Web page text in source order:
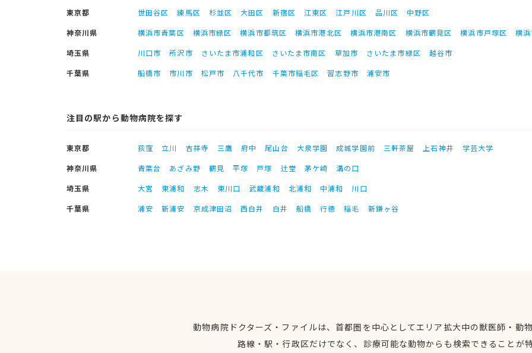
東京都 世田谷区 練馬区 杉並区 大田区 新宿区 江東区 江戸川区 品川区
中野区
神奈川県
横浜市青葉区 横浜市緑区 横浜市都筑区 横浜市港北区 横浜市港南区 横浜市鶴見区 横浜市戸塚区
横
埼玉県
川口市 所沢市 さいたま市浦和区 さいたま市南区 草加市 さいたま市緑区
越谷市
千葉県
船橋市 市川市 松戸市 八千代市 千葉市稲毛区 習志野市 浦安市
注目の駅から動物病院を探す
東京都 荻窪 立川 吉祥寺 三鷹 府中 尾山台 大泉学園 成城学園前 三軒茶屋 上石神井
学芸大学
神奈川県
青葉台 あざみ野 鶴見 平塚 戸塚 辻堂 茅ケ崎
溝の口
埼玉県
大宮 東浦和 志木 東川口 武蔵浦和 北浦和 中浦和
川口
千葉県
浦安 新浦安 京成津田沼 西白井 白井 船橋 行徳 稲毛 新鎌ヶ谷
動物病院ドクターズ・ファイルは、首都圏を中心としてエリア拡大中の獣医師・動
路線・駅・行政区だけでなく、診療可能な動物からも検索できることが